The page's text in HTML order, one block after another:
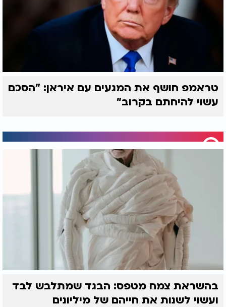
טראמפ חושף את המגעים עם איראן: "הסכם
עשוי להיחתם בקרוב"
בהשראת צמח מטפס: הבגד שמתלבש לבד
ועשוי לשנות את חייהם של מיליונים